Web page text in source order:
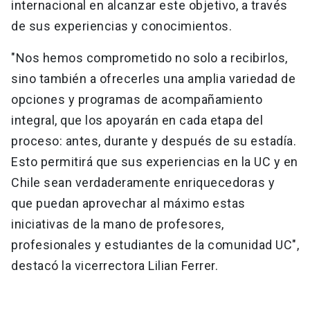
internacional en alcanzar este objetivo, a través
de sus experiencias y conocimientos.
"Nos hemos comprometido no solo a recibirlos,
sino también a ofrecerles una amplia variedad de
opciones y programas de acompañamiento
integral, que los apoyarán en cada etapa del
proceso: antes, durante y después de su estadía.
Esto permitirá que sus experiencias en la UC y en
Chile sean verdaderamente enriquecedoras y
que puedan aprovechar al máximo estas
iniciativas de la mano de profesores,
profesionales y estudiantes de la comunidad UC",
destacó la vicerrectora Lilian Ferrer.